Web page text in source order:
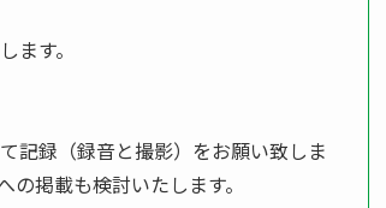
ます。
記録（録音と撮影）をお願い致しま
掲載も検討いたします。